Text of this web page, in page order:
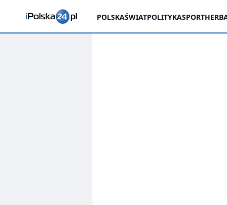
POLSKAŚWIATPOLITYKASPORT